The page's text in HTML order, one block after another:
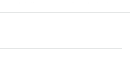
categoria premium. Iar
vei descoperi că spațiul
unități locative este mai